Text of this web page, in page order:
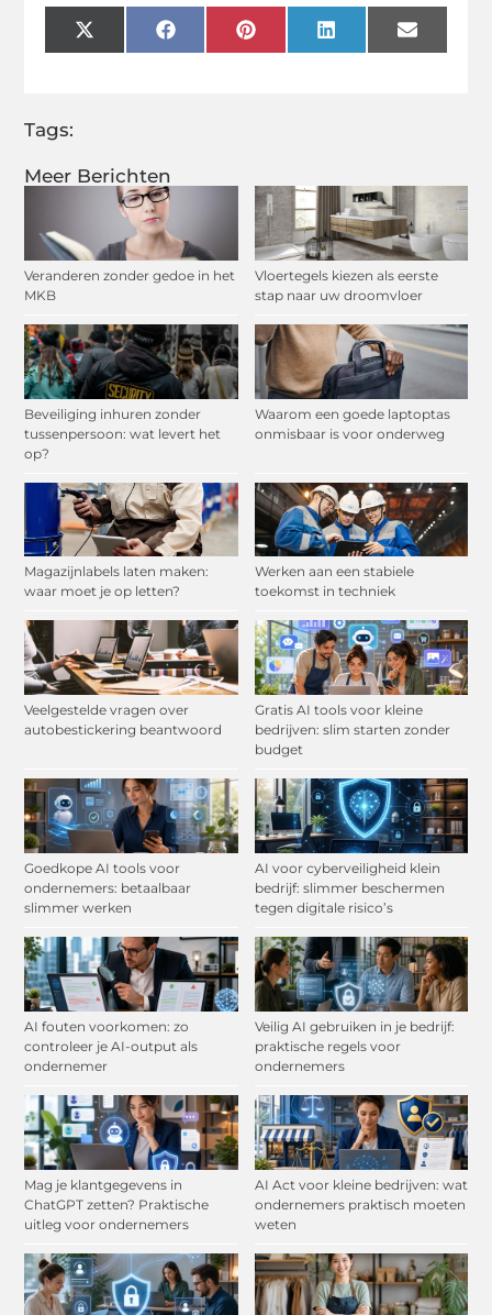
Meer Berichten
Veranderen zonder gedoe in het
MKB
Vloertegels kiezen als eerste
stap naar uw droomvloer
Beveiliging inhuren zonder
tussenpersoon: wat levert het
op?
Waarom een goede laptoptas
onmisbaar is voor onderweg
Magazijnlabels laten maken:
waar moet je op letten?
Werken aan een stabiele
toekomst in techniek
Veelgestelde vragen over
autobestickering beantwoord
Gratis AI tools voor kleine
bedrijven: slim starten zonder
budget
Goedkope AI tools voor
ondernemers: betaalbaar
slimmer werken
AI voor cyberveiligheid klein
bedrijf: slimmer beschermen
tegen digitale risico’s
AI fouten voorkomen: zo
controleer je AI-output als
ondernemer
Veilig AI gebruiken in je bedrijf:
praktische regels voor
ondernemers
Mag je klantgegevens in
ChatGPT zetten? Praktische
uitleg voor ondernemers
AI Act voor kleine bedrijven: wat
ondernemers praktisch moeten
weten
X
(Twitter)
FacebookPinterestLinkedInEmail
Tags: